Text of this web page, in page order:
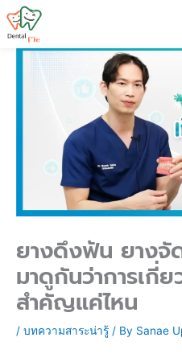
Skip
ยางดึงฟัน ยางจั
มาดูกันว่าการเกี่
สำคัญแค่ไหน
/ บทความสาระน่ารู้ / By Sanae
N
v
e